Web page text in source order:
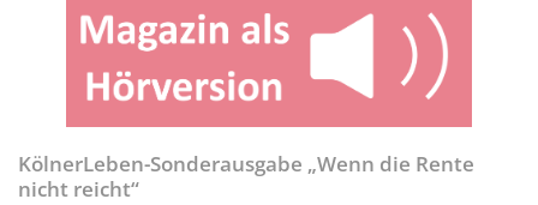
KölnerLeben-Sonderausgabe „Wenn die Rente
nicht reicht“